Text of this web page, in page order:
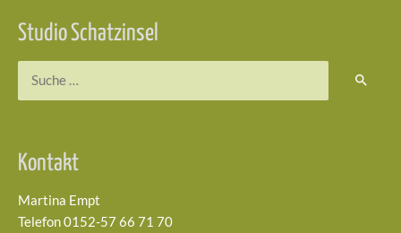
Studio Schatzinsel
Kontakt
Martina Empt
Telefon 0152-57 66 71 70